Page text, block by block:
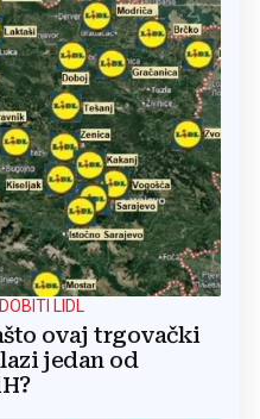
LIDL
ovaj trgovački
jedan od